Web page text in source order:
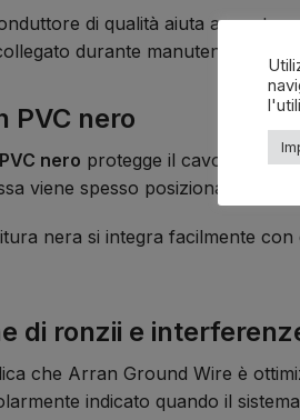
di qualità aiuta a
durante manutenzioni e
PVC nero
PVC nero protegge il cavo e
viene spesso posizionato
nera si integra facilmente con
di ronzii e
che Arran Ground Wire è
indicato quando il